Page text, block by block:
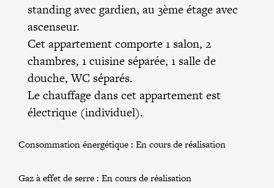
standing avec gardien, au 3ème étage avec
ascenseur.
Cet appartement comporte 1 salon, 2
chambres, 1 cuisine séparée, 1 salle de
douche, WC séparés.
Le chauffage dans cet appartement est
électrique (individuel).
Consommation énergétique : En cours de réalisation
Gaz à effet de serre : En cours de réalisation